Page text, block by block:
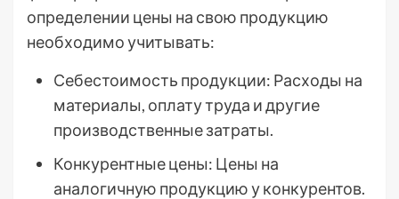
определении цены на свою продукцию
необходимо учитывать:
Себестоимость продукции: Расходы на
материалы, оплату труда и другие
производственные затраты.
Конкурентные цены: Цены на
аналогичную продукцию у конкурентов.